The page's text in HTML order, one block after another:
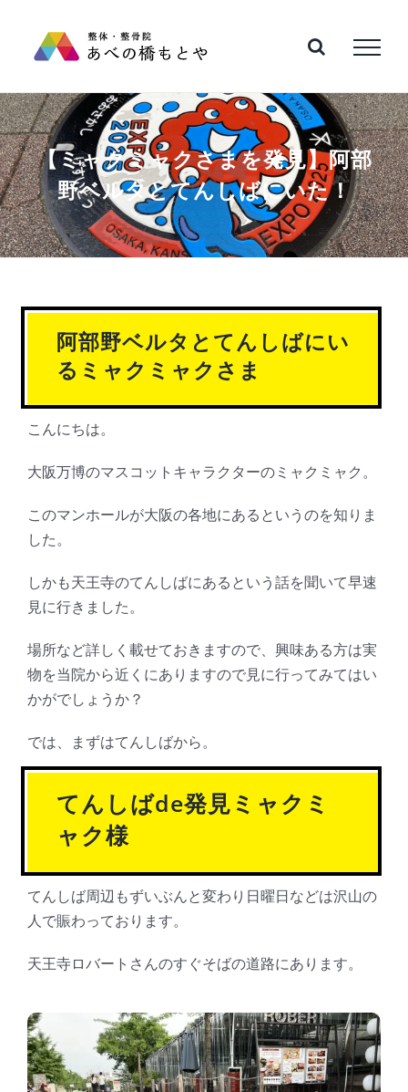
content
【ミャクミャクさまを発見】阿部
野ベルタとてんしばにいた！
阿部野ベルタとてんしばにい
るミャクミャクさま
こんにちは。
大阪万博のマスコットキャラクターのミャクミャク。
このマンホールが大阪の各地にあるというのを知りま
した。
しかも天王寺のてんしばにあるという話を聞いて早速
見に行きました。
場所など詳しく載せておきますので、興味ある方は実
物を当院から近くにありますので見に行ってみてはい
かがでしょうか？
では、まずはてんしばから。
てんしばde発見ミャクミ
ャク様
てんしば周辺もずいぶんと変わり日曜日などは沢山の
人で賑わっております。
天王寺ロバートさんのすぐそばの道路にあります。